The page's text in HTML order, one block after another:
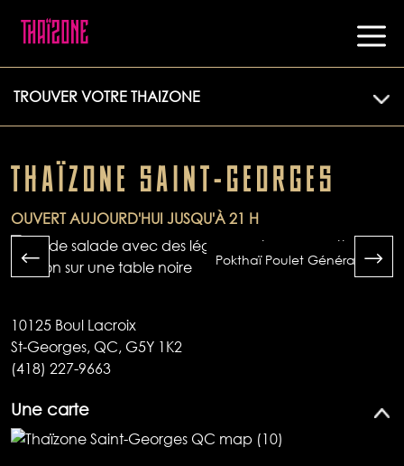
TROUVER VOTRE THAIZONE
THAÏZONE SAINT-GEORGES
OUVERT AUJOURD'HUI JUSQU'À 21 H
Pokthaï Poulet Général Tao
10125 Boul Lacroix
St-Georges, QC, G5Y 1K2
(418) 227-9663
Une carte